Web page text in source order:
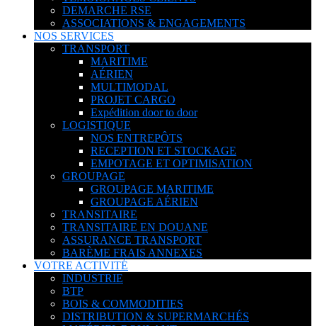
DEMARCHE RSE
ASSOCIATIONS & ENGAGEMENTS
NOS SERVICES
TRANSPORT
MARITIME
AÉRIEN
MULTIMODAL
PROJET CARGO
Expédition door to door
LOGISTIQUE
NOS ENTREPÔTS
RECEPTION ET STOCKAGE
EMPOTAGE ET OPTIMISATION
GROUPAGE
GROUPAGE MARITIME
GROUPAGE AÉRIEN
TRANSITAIRE
TRANSITAIRE EN DOUANE
ASSURANCE TRANSPORT
BARÈME FRAIS ANNEXES
VOTRE ACTIVITÉ
INDUSTRIE
BTP
BOIS & COMMODITIES
DISTRIBUTION & SUPERMARCHÉS